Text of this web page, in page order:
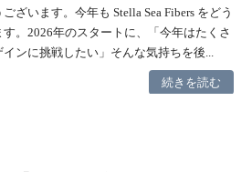
ざいます。今年も Stella Sea Fibers をどう
。2026年のスタートに、「今年はたくさ
ンに挑戦したい」そんな気持ちを後...
続きを読む